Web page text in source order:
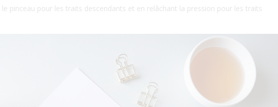
pinceau pour les traits descendants et en relâchant la pression pour les traits